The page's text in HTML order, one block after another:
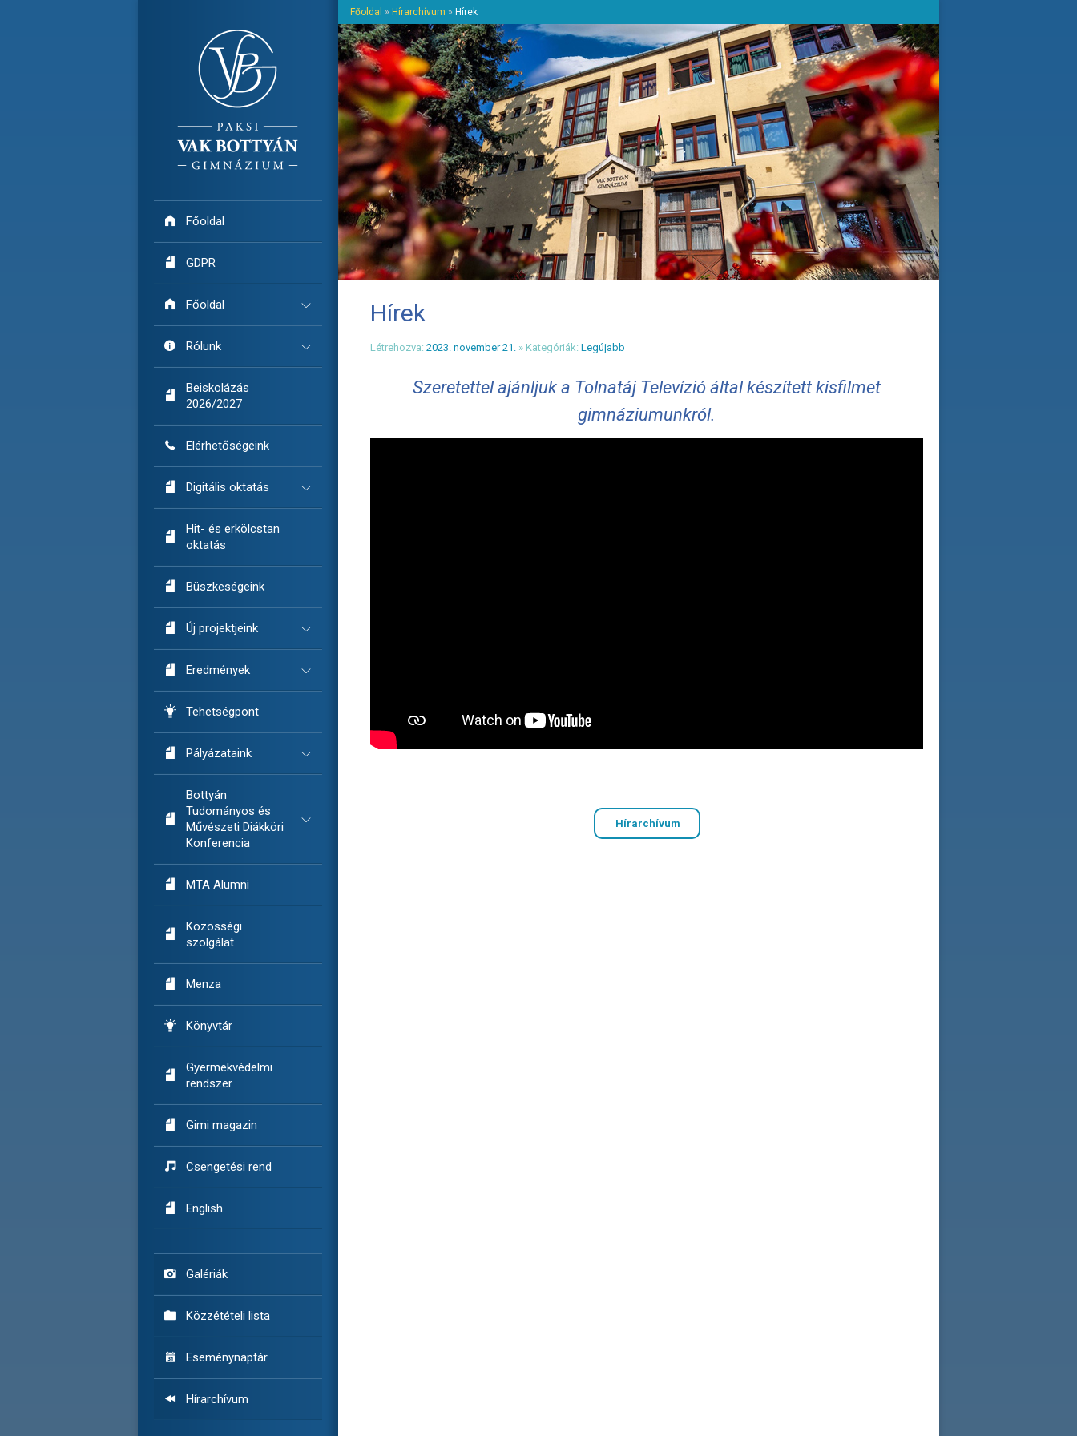
 Főoldal
 GDPR
 Főoldal
 Rólunk

Beiskolázás
2026/2027
 Elérhetőségeink
 Digitális oktatás

Hit- és erkölcstan
oktatás
 Büszkeségeink
 Új projektjeink
 Eredmények
 Tehetségpont
 Pályázataink

Bottyán
Tudományos és
Művészeti Diákköri
Konferencia
 MTA Alumni

Közösségi
szolgálat
 Menza
 Könyvtár

Gyermekvédelmi
rendszer
 Gimi magazin
 Csengetési rend
 English
 Galériák
 Közzétételi lista
 Eseménynaptár
 Hírarchívum
Főoldal » Hírarchívum » Hírek
Hírek
Létrehozva: 2023. november 21. » Kategóriák: Legújabb
Szeretettel ajánljuk a Tolnatáj Televízió által készített kisfilmet
gimnáziumunkról.
Hírarchívum